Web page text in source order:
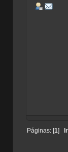
Páginas: [1]